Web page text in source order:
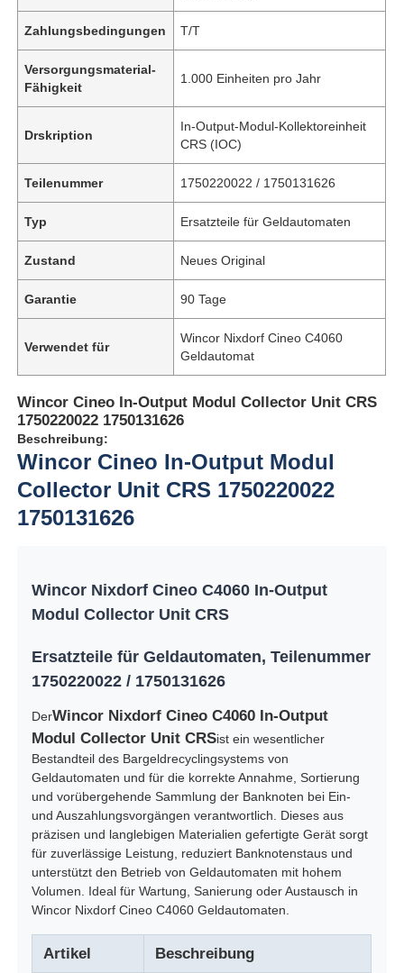
Startseite
Produkte
Zahlungsbedingungen T/T
Versorgungsmaterial-
Fähigkeit
1.000 Einheiten pro Jahr
Drskription
In-Output-Modul-Kollektoreinheit
CRS (IOC)
Teilenummer 1750220022 / 1750131626
Typ Ersatzteile für Geldautomaten
Zustand Neues Original
Garantie 90 Tage
Verwendet für
Wincor Nixdorf Cineo C4060
Geldautomat
Wincor Cineo In-Output Modul Collector Unit CRS
1750220022 1750131626
Beschreibung:
Wincor Cineo In-Output Modul
Collector Unit CRS 1750220022
1750131626
Wincor Nixdorf Cineo C4060 In-Output
Modul Collector Unit CRS
Ersatzteile für Geldautomaten, Teilenummer
1750220022 / 1750131626
DerWincor Nixdorf Cineo C4060 In-Output
Modul Collector Unit CRSist ein wesentlicher
Bestandteil des Bargeldrecyclingsystems von
Geldautomaten und für die korrekte Annahme, Sortierung
und vorübergehende Sammlung der Banknoten bei Ein-
und Auszahlungsvorgängen verantwortlich. Dieses aus
präzisen und langlebigen Materialien gefertigte Gerät sorgt
für zuverlässige Leistung, reduziert Banknotenstaus und
unterstützt den Betrieb von Geldautomaten mit hohem
Volumen. Ideal für Wartung, Sanierung oder Austausch in
Wincor Nixdorf Cineo C4060 Geldautomaten.
Artikel Beschreibung